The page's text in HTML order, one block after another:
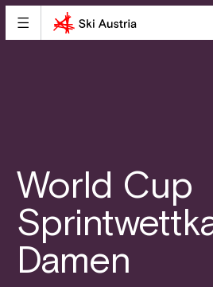
World Cup
Damen